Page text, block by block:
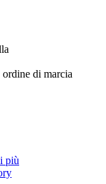
ordine di marcia
più